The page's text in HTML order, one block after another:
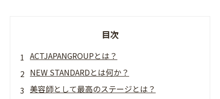
目次
ACTJAPANGROUPとは？
NEW STANDARDとは何か？
美容師として最高のステージとは？